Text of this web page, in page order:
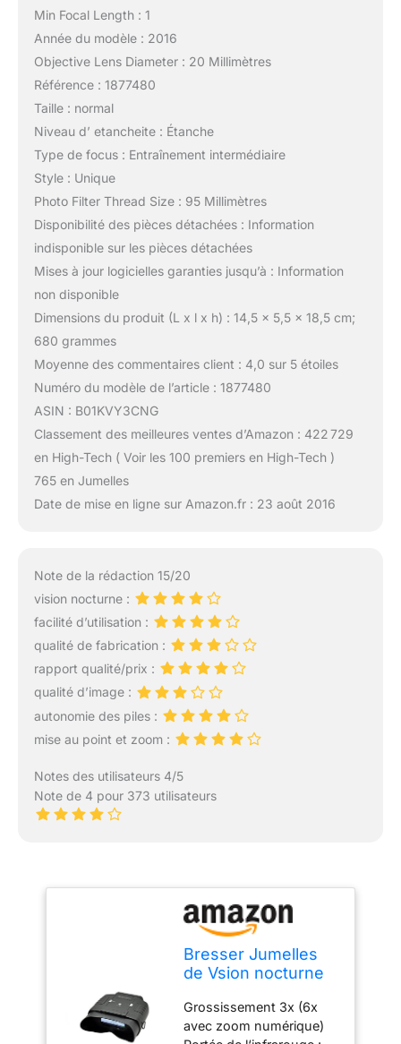
Min Focal Length : 1
Année du modèle : 2016
Objective Lens Diameter : 20 Millimètres
Référence : 1877480
Taille : normal
Niveau d’ etancheite : Étanche
Type de focus : Entraînement intermédiaire
Style : Unique
Photo Filter Thread Size : 95 Millimètres
Disponibilité des pièces détachées : Information
indisponible sur les pièces détachées
Mises à jour logicielles garanties jusqu’à : Information
non disponible
Dimensions du produit (L x l x h) : 14,5 x 5,5 x 18,5 cm;
680 grammes
Moyenne des commentaires client : 4,0 sur 5 étoiles
Numéro du modèle de l’article : 1877480
ASIN : B01KVY3CNG
Classement des meilleures ventes d’Amazon : 422 729
en High-Tech ( Voir les 100 premiers en High-Tech )
765 en Jumelles
Date de mise en ligne sur Amazon.fr : 23 août 2016
Note de la rédaction 15/20
vision nocturne :
facilité d’utilisation :
qualité de fabrication :
rapport qualité/prix :
qualité d’image :
autonomie des piles :
mise au point et zoom :
Notes des utilisateurs 4/5
Note de 4 pour 373 utilisateurs
Bresser Jumelles
de Vsion nocturne
Grossissement 3x (6x
avec zoom numérique)